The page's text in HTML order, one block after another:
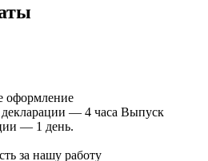
оформление
— 4 часа Выпуск
— 1 день.
за нашу работу